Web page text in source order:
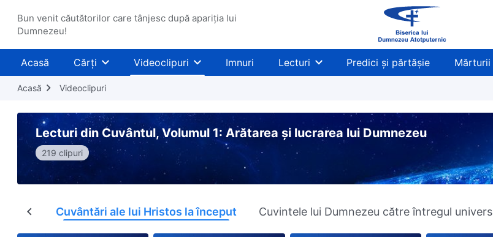
Bun venit căutătorilor care tânjesc după apariția lui
Dumnezeu!
Acasă Cărți Videoclipuri Imnuri Lecturi Predici și părtășie Mărturii
Acasă Videoclipuri
Lecturi din Cuvântul, Volumul 1: Arătarea și lucrarea lui Dumnezeu
219 clipuri
Toate Cuvântări ale lui Hristos la început Cuvintele lui Dumnezeu către întregul univers